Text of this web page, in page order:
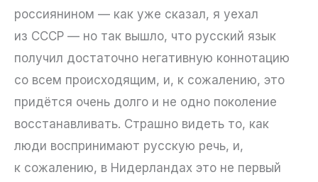
россиянином — как уже сказал, я уехал
из СССР — но так вышло, что русский язык
получил достаточно негативную коннотацию
со всем происходящим, и, к сожалению, это
придётся очень долго и не одно поколение
восстанавливать. Страшно видеть то, как
люди воспринимают русскую речь, и,
к сожалению, в Нидерландах это не первый